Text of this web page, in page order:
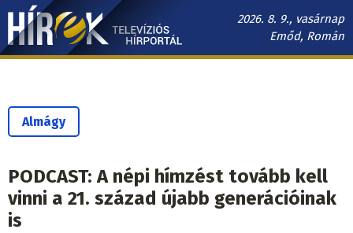
Ugrás
tartalomra
2026. 8. 9., vasárnap
Emőd, Román
Hírek.sk
navigáció
Almágy
PODCAST: A népi hímzést tovább kell
vinni a 21. század újabb generációinak
is